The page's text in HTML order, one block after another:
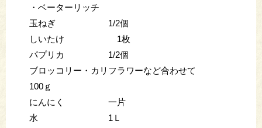
・ベーターリッチ
玉ねぎ 1/2個
しいたけ 1枚
パプリカ 1/2個
ブロッコリー・カリフラワーなど合わせて
100ｇ
にんにく 一片
水 1Ｌ